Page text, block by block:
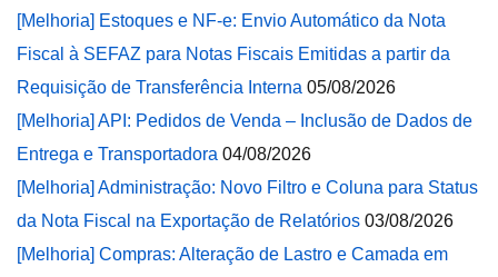
[Melhoria] Estoques e NF-e: Envio Automático da Nota
Fiscal à SEFAZ para Notas Fiscais Emitidas a partir da
Requisição de Transferência Interna 05/08/2026
[Melhoria] API: Pedidos de Venda – Inclusão de Dados de
Entrega e Transportadora 04/08/2026
[Melhoria] Administração: Novo Filtro e Coluna para Status
da Nota Fiscal na Exportação de Relatórios 03/08/2026
[Melhoria] Compras: Alteração de Lastro e Camada em